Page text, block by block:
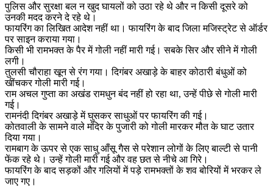
पुलिस और सुरक्षा बल न खुद घायलों को उठा रहे थे और न किसी दूसरे को
उनकी मदद करने दे रहे थे।
फायरिंग का लिखित आदेश नहीं था। फायरिंग के बाद जिला मजिस्ट्रेट से ऑर्डर
पर साइन कराया गया।
किसी भी रामभक्त के पैर में गोली नहीं मारी गई। सबके सिर और सीने में गोली
लगी।
तुलसी चौराहा खून से रंग गया। दिगंबर अखाड़े के बाहर कोठारी बंधुओं को
खींचकर गोली मारी गई।
राम अचल गुप्ता का अखंड रामधुन बंद नहीं हो रहा था, उन्हें पीछे से गोली मारी
गई।
रामनंदी दिगंबर अखाड़े में घुसकर साधुओं पर फायरिंग की गई।
कोतवाली के सामने वाले मंदिर के पुजारी को गोली मारकर मौत के घाट उतार
दिया गया।
रामबाग के ऊपर से एक साधु आँसू गैस से परेशान लोगों के लिए बाल्टी से पानी
फेंक रहे थे। उन्हें गोली मारी गई और वह छत से नीचे आ गिरे।
फायरिंग के बाद सड़कों और गलियों में पड़े रामभक्तों के शव बोरियों में भरकर ले
जाए गए।